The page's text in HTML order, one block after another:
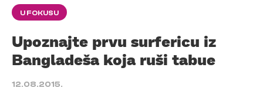
U FOKUSU
Upoznajte prvu surfericu iz
Bangladeša koja ruši tabue
12.08.2015.